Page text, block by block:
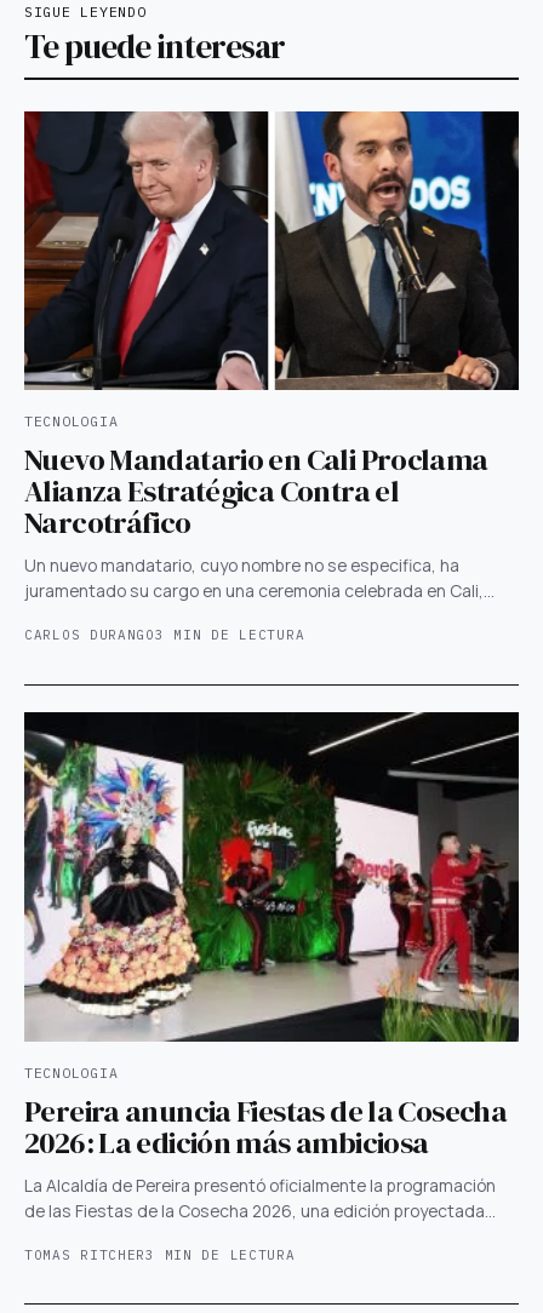
SIGUE LEYENDO
Te puede interesar
TECNOLOGIA
Nuevo Mandatario en Cali Proclama
Alianza Estratégica Contra el
Narcotráfico
Un nuevo mandatario, cuyo nombre no se especifica, ha
juramentado su cargo en una ceremonia celebrada en Cali,…
CARLOS DURANGO3 MIN DE LECTURA
TECNOLOGIA
Pereira anuncia Fiestas de la Cosecha
2026: La edición más ambiciosa
La Alcaldía de Pereira presentó oficialmente la programación
de las Fiestas de la Cosecha 2026, una edición proyectada…
TOMAS RITCHER3 MIN DE LECTURA